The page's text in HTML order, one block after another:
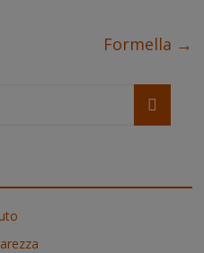
Formella →